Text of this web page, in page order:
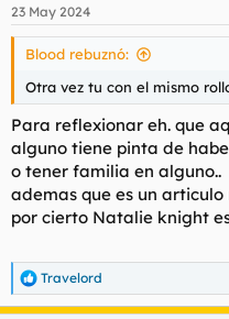
23 May 2024
Blood rebuznó:
Otra vez tu con el mismo
Para reflexionar eh. que
alguno tiene pinta de
o tener familia en alguno..
ademas que es un articulo
por cierto Natalie knight
R
e
Travelord